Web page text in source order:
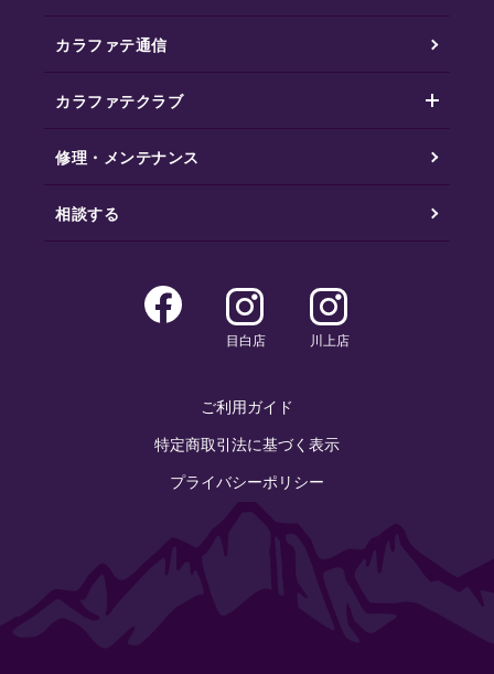
カラファテ通信
カラファテクラブ
修理・メンテナンス
相談する
目白店 川上店
ご利用ガイド
特定商取引法に基づく表示
プライバシーポリシー